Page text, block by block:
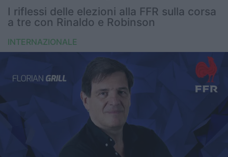
Nazionali giovanili
FIR
Internazionale
United Rugby Championship
Top14
I riflessi delle elezioni alla FFR sulla corsa
a tre con Rinaldo e Robinson
INTERNAZIONALE